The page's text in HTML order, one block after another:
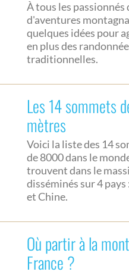
À tous les passionnés
d'aventures
quelques idées pour
en plus des
traditionnelles.
Les 14 sommets
mètres
Voici la liste des 14
de 8000 dans le
trouvent dans le
disséminés sur 4
et Chine.
Où partir à la
France ?